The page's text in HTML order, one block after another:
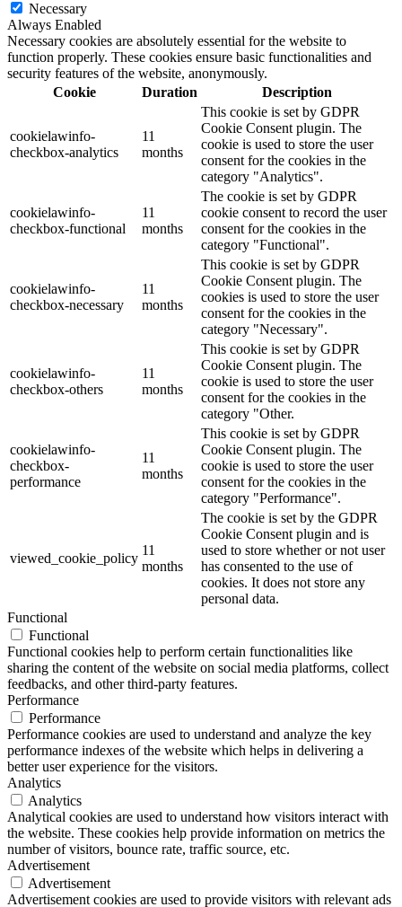
Necessary
Always Enabled
Necessary cookies are absolutely essential for the website to
function properly. These cookies ensure basic functionalities and
security features of the website, anonymously.
Cookie
Duration Description
cookielawinfo-
checkbox-analytics
11
months
This cookie is set by GDPR
Cookie Consent plugin. The
cookie is used to store the user
consent for the cookies in the
category "Analytics".
cookielawinfo-
checkbox-functional
11
months
The cookie is set by GDPR
cookie consent to record the user
consent for the cookies in the
category "Functional".
cookielawinfo-
checkbox-necessary
11
months
This cookie is set by GDPR
Cookie Consent plugin. The
cookies is used to store the user
consent for the cookies in the
category "Necessary".
cookielawinfo-
checkbox-others
11
months
This cookie is set by GDPR
Cookie Consent plugin. The
cookie is used to store the user
consent for the cookies in the
category "Other.
cookielawinfo-
checkbox-
performance
11
months
This cookie is set by GDPR
Cookie Consent plugin. The
cookie is used to store the user
consent for the cookies in the
category "Performance".
viewed_cookie_policy
11
months
The cookie is set by the GDPR
Cookie Consent plugin and is
used to store whether or not user
has consented to the use of
cookies. It does not store any
personal data.
Functional
Functional
Functional cookies help to perform certain functionalities like
sharing the content of the website on social media platforms, collect
feedbacks, and other third-party features.
Performance
Performance
Performance cookies are used to understand and analyze the key
performance indexes of the website which helps in delivering a
better user experience for the visitors.
Analytics
Analytics
Analytical cookies are used to understand how visitors interact with
the website. These cookies help provide information on metrics the
number of visitors, bounce rate, traffic source, etc.
Advertisement
Advertisement
Advertisement cookies are used to provide visitors with relevant ads